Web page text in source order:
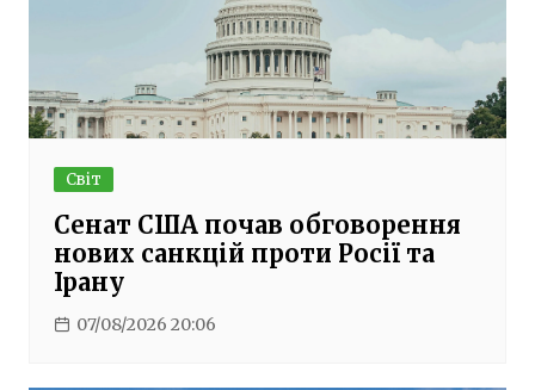
Світ
Сенат США почав обговорення
нових санкцій проти Росії та
Ірану
07/08/2026 20:06